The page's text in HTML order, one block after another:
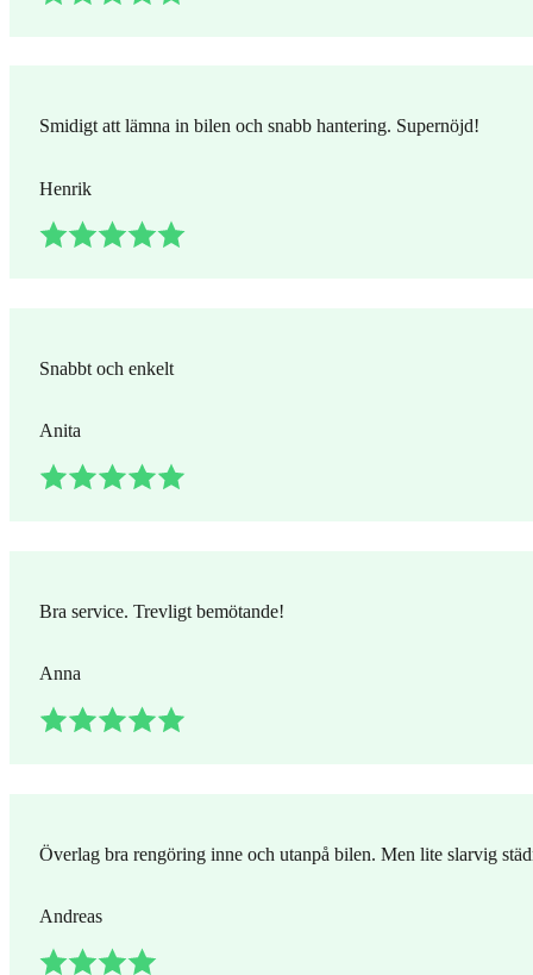
Smidigt att lämna in bilen och snabb hantering. Supernöjd!
Henrik
Snabbt och enkelt
Anita
Bra service. Trevligt bemötande!
Anna
Överlag bra rengöring inne och utanpå bilen. Men lite slarvig
Andreas